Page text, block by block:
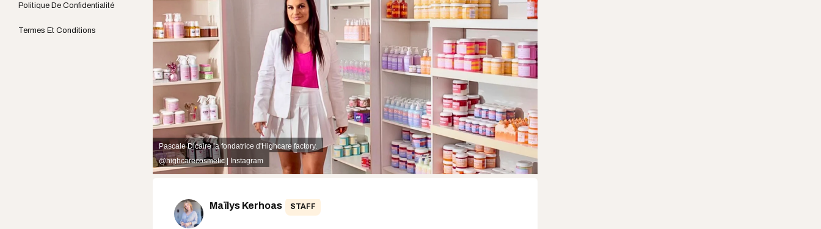
Politique De Confidentialité
Termes Et Conditions
Pascale Dicaire la fondatrice d'Highcare factory.
@highcarecosmetic | Instagram
Maïlys Kerhoas STAFF